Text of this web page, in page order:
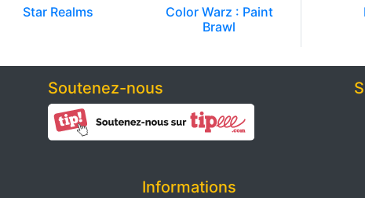
Star Realms
Color Warz : Paint
Brawl
Soutenez-nous
Informations